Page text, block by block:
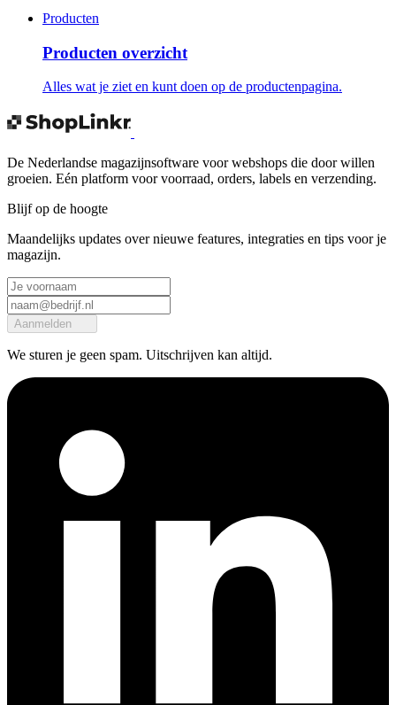
Producten
Producten overzicht
Alles wat je ziet en kunt doen op de productenpagina.
De Nederlandse magazijnsoftware voor webshops die door willen
groeien. Eén platform voor voorraad, orders, labels en verzending.
Blijf op de hoogte
Maandelijks updates over nieuwe features, integraties en tips voor je
magazijn.
Aanmelden
We sturen je geen spam. Uitschrijven kan altijd.